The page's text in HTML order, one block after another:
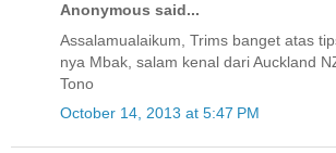
Anonymous said...
Assalamualaikum, Trims banget atas
nya Mbak, salam kenal dari Auckland
Tono
October 14, 2013 at 5:47 PM